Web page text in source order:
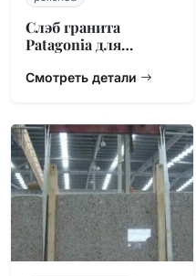
Слэб гранита
Patagonia для
Смотреть детали